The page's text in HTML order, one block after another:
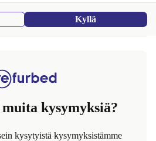
Kyllä
kysymyksiä?
kysytyistä kysymyksistämme